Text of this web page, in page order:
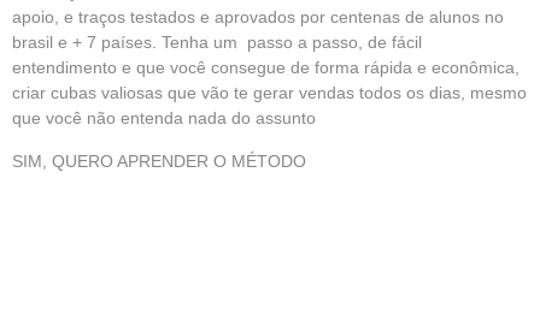
apoio, e traços testados e aprovados por centenas de alunos no
brasil e + 7 países. Tenha um passo a passo, de fácil
entendimento e que você consegue de forma rápida e econômica,
criar cubas valiosas que vão te gerar vendas todos os dias, mesmo
que você não entenda nada do assunto
SIM, QUERO APRENDER O MÉTODO